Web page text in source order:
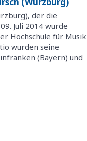
(Würzburg)
der die
Juli 2014 wurde
Hochschule für Musik
wurden seine
(Bayern) und